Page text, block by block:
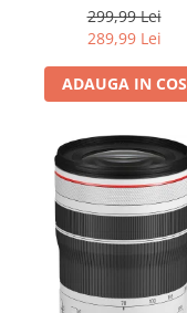
299,99 Lei
289,99 Lei
ADAUGA IN COS